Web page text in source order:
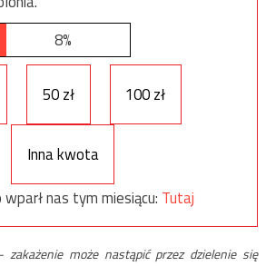
8%
50 zł 100 zł
Inna kwota
nas tym miesiącu: Tutaj
może nastąpić przez dzielenie się